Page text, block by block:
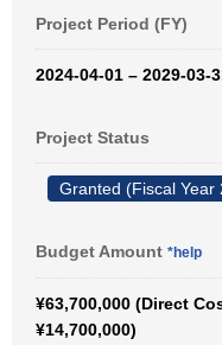
Project Period (FY)
2024-04-01 – 2029-03-
Project Status
Granted (Fiscal Year
Budget Amount *help
¥63,700,000 (Direct
¥14,700,000)